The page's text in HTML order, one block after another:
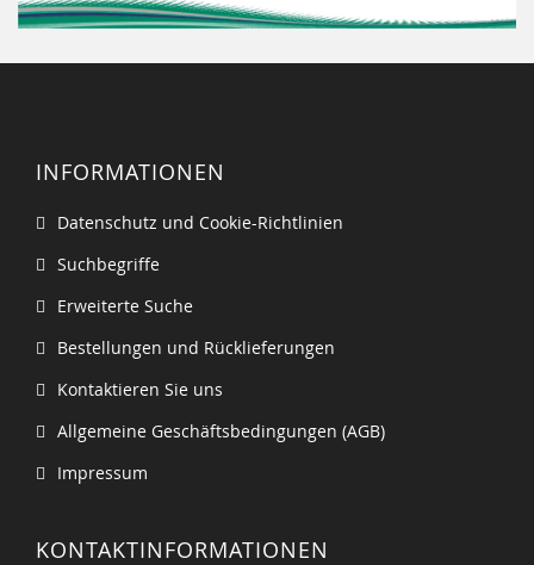
INFORMATIONEN
Datenschutz und Cookie-Richtlinien
Suchbegriffe
Erweiterte Suche
Bestellungen und Rücklieferungen
Kontaktieren Sie uns
Allgemeine Geschäftsbedingungen (AGB)
Impressum
KONTAKTINFORMATIONEN